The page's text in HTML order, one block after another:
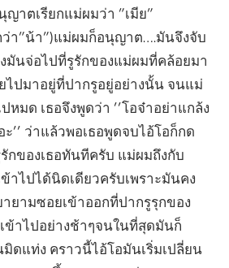
าตเรียกแม่ผมว่า ”เมีย”
า”น้า”)แม่ผมก็อนุญาต….มันจึงจับ
มันจ่อไปที่รูรักของแม่ผมที่คล้อยมา
ไปมาอยู่ที่ปากรูอยู่อย่างนั้น จนแม่
มด เธอจึงพูดว่า ’’โอจ๋าอย่าแกล้ง
ะ’’ ว่าแล้วพอเธอพูดจบไอ้โอก็กด
กของเธอทันทีครับ แม่ผมถึงกับ
าไปได้นิดเดียวครับเพราะมันคง
ยามซอยเข้าออกที่ปากรูรุกของ
ข้าไปอย่างช้าๆจนในที่สุดมันก็
ดแท่ง คราวนี้ไอ้โอมันเริ่มเปลี่ยน